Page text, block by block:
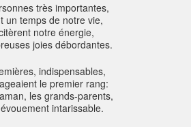
très importantes,
un temps de notre vie,
notre énergie,
joies débordantes.
indispensables,
le premier rang:
les grands-parents,
intarissable.